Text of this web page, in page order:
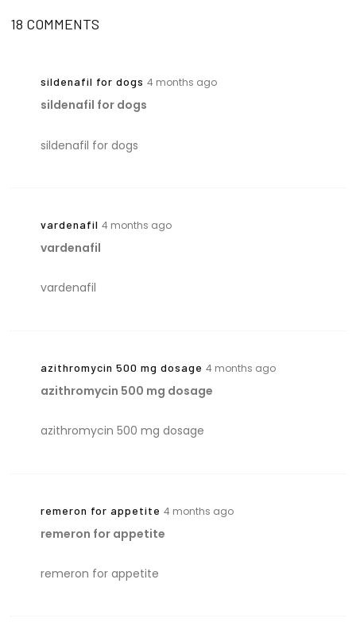
18 COMMENTS
sildenafil for dogs 4 months ago
sildenafil for dogs
sildenafil for dogs
vardenafil 4 months ago
vardenafil
vardenafil
azithromycin 500 mg dosage 4 months ago
azithromycin 500 mg dosage
azithromycin 500 mg dosage
remeron for appetite 4 months ago
remeron for appetite
remeron for appetite